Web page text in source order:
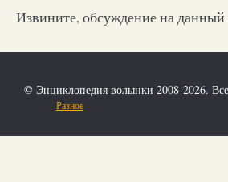
Извините, обсуждение на
© Энциклопедия волынки 2008-2026.
Разное